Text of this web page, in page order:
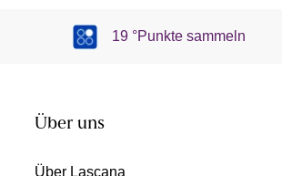
19 °Punkte sammeln
Über uns
Über Lascana